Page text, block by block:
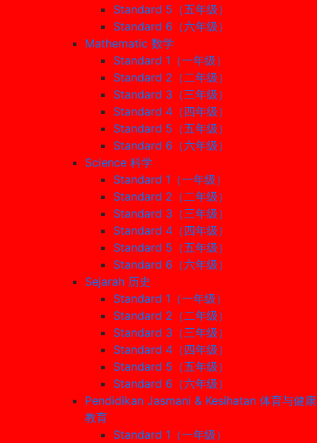
Standard 5（五年级）
Standard 6（六年级）
Mathematic 数学
Standard 1（一年级）
Standard 2（二年级）
Standard 3（三年级）
Standard 4（四年级）
Standard 5（五年级）
Standard 6（六年级）
Science 科学
Standard 1（一年级）
Standard 2（二年级）
Standard 3（三年级）
Standard 4（四年级）
Standard 5（五年级）
Standard 6（六年级）
Sejarah 历史
Standard 1（一年级）
Standard 2（二年级）
Standard 3（三年级）
Standard 4（四年级）
Standard 5（五年级）
Standard 6（六年级）
Pendidikan Jasmani & Kesihatan 体育与健康
教育
Standard 1（一年级）